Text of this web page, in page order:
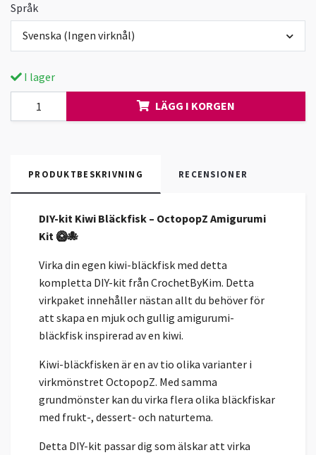
Språk
Svenska (Ingen virknål)
I lager
LÄGG I KORGEN
PRODUKTBESKRIVNING RECENSIONER
DIY-kit Kiwi Bläckfisk – OctopopZ Amigurumi
Kit 🥝🐙
Virka din egen kiwi-bläckfisk med detta
kompletta DIY-kit från CrochetByKim. Detta
virkpaket innehåller nästan allt du behöver för
att skapa en mjuk och gullig amigurumi-
bläckfisk inspirerad av en kiwi.
Kiwi-bläckfisken är en av tio olika varianter i
virkmönstret OctopopZ. Med samma
grundmönster kan du virka flera olika bläckfiskar
med frukt-, dessert- och naturtema.
Detta DIY-kit passar dig som älskar att virka